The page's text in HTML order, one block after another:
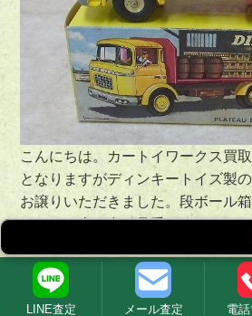
LINE査定 メール査定 電
こんにちは。カートイワークス買
となりますがディンキートイズ製
お譲りいただきました。段ボール
はたらく車が多く見受けられ、ど
コレクター心がくすぐられるディ
した。
記事のサムネイルに使用したべル